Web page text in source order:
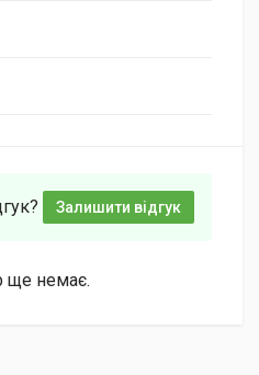
Залишити відгук
ще немає.